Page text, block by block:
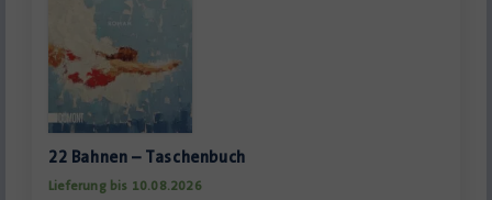
22 Bahnen – Taschenbuch
Lieferung bis 10.08.2026